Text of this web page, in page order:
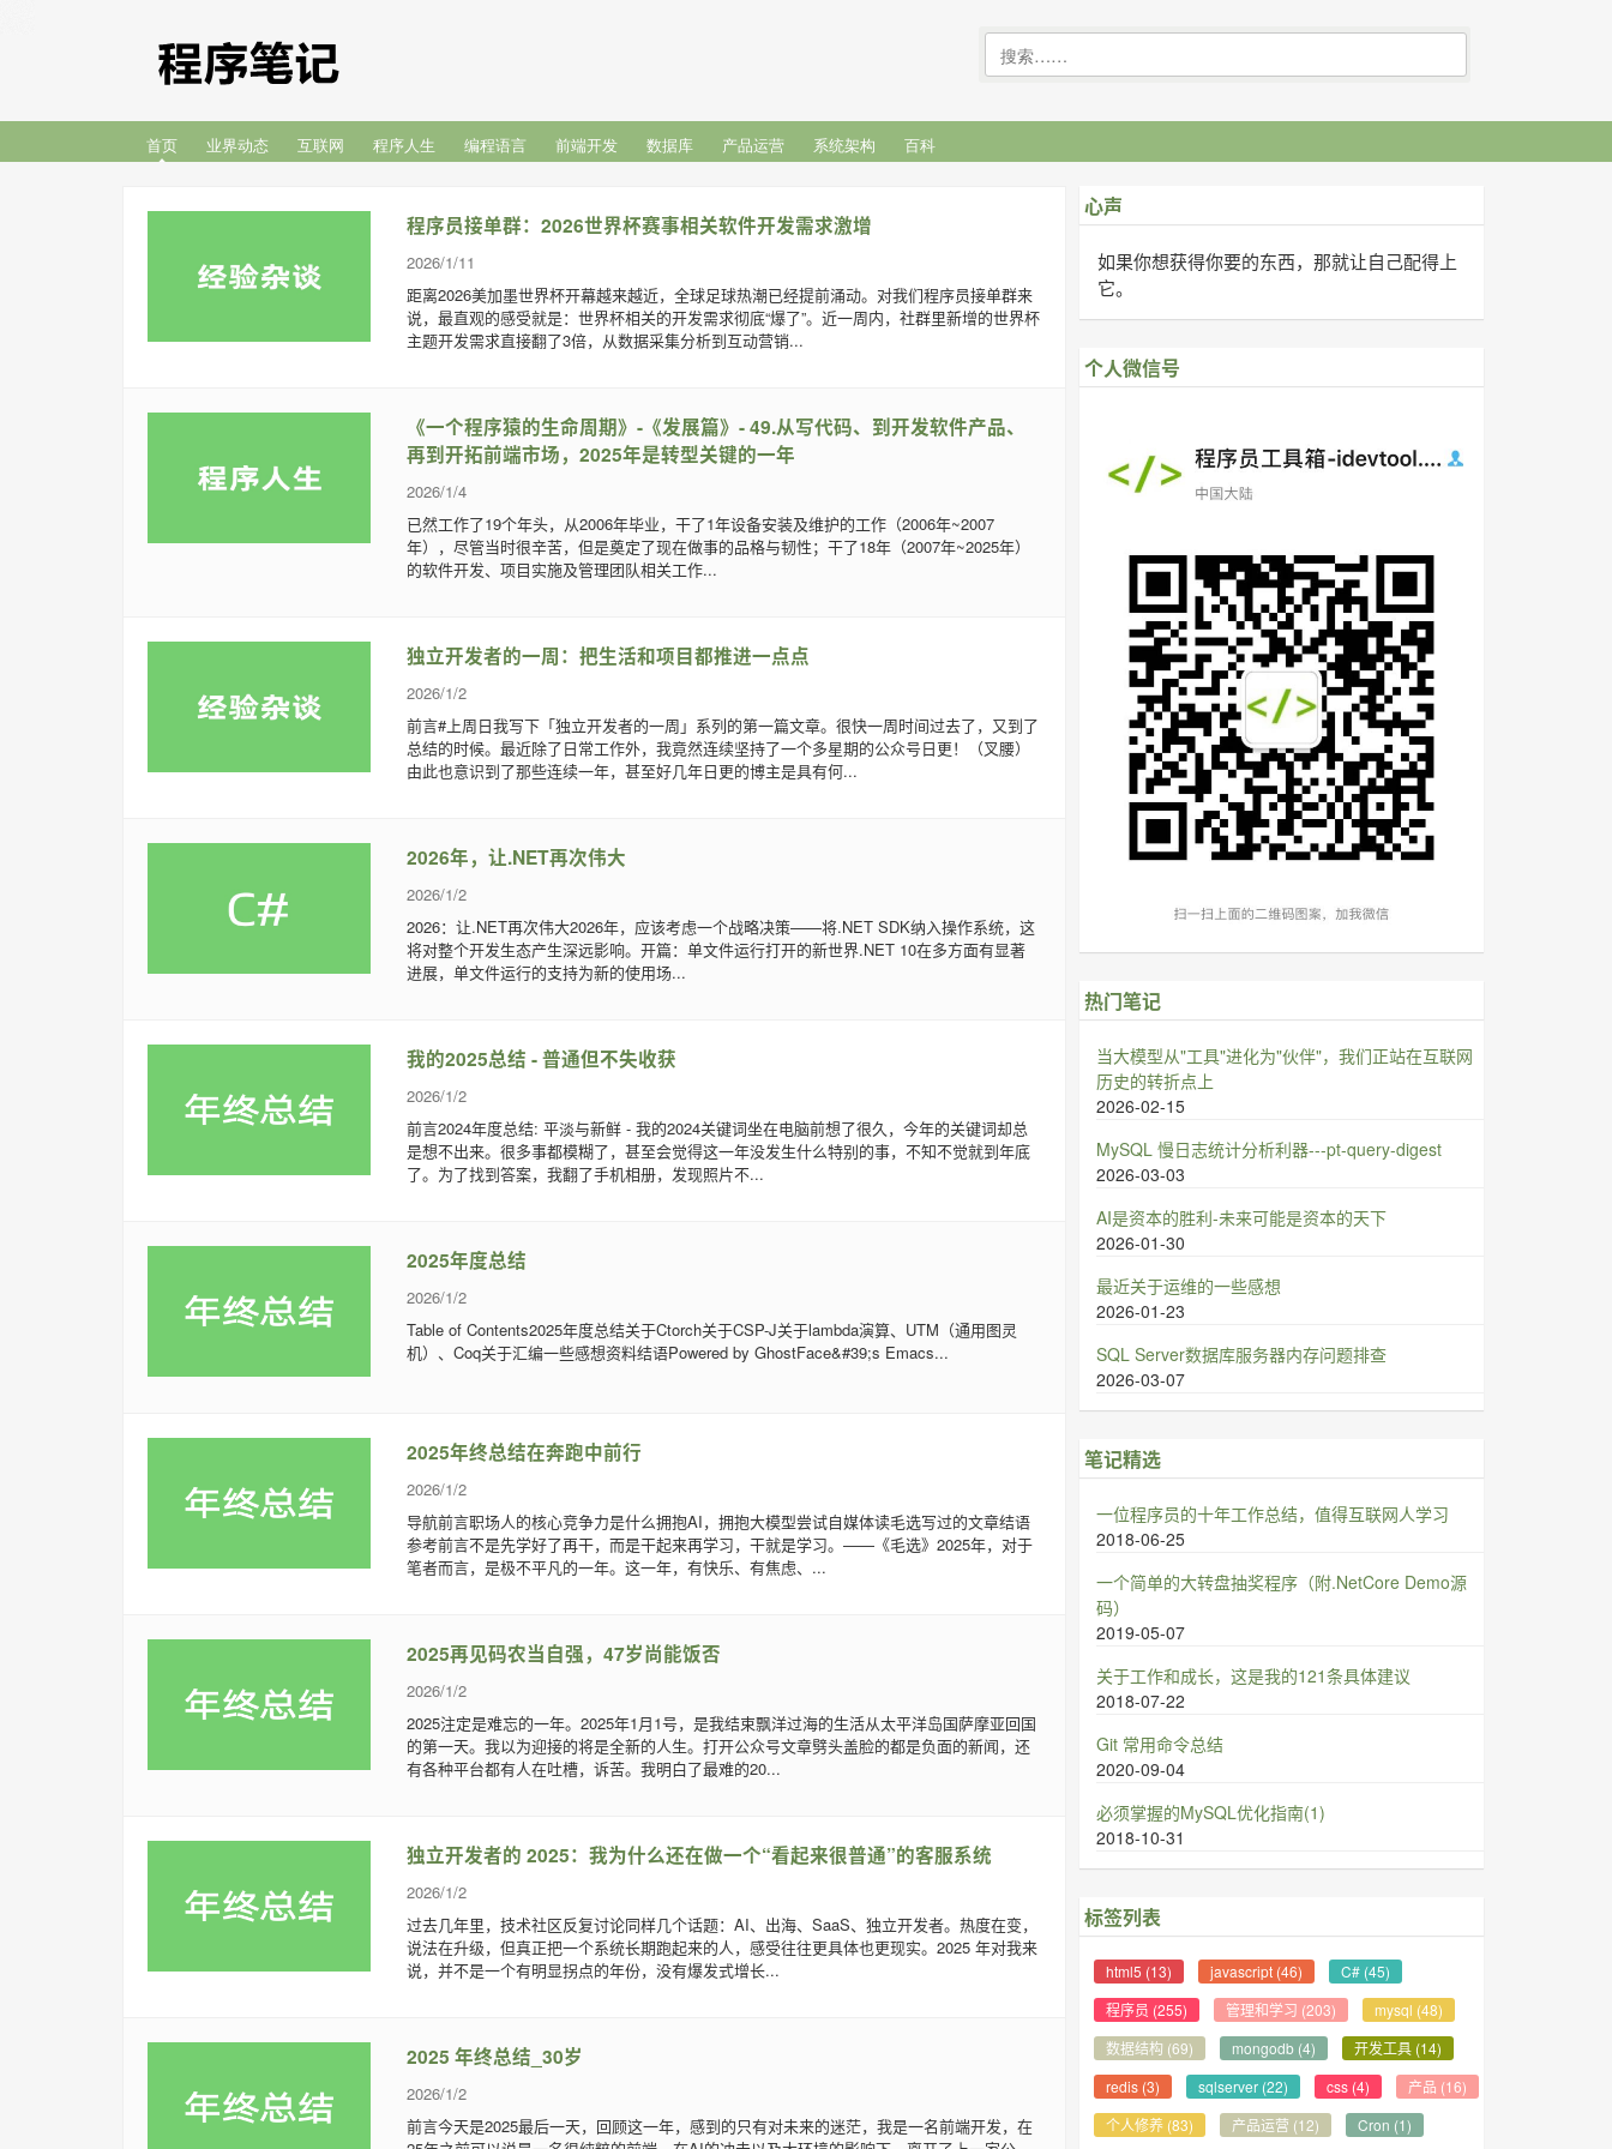
首页 业界动态 互联网 程序人生 编程语言 前端开发 数据库 产品运营 系统架构 百科
程序员接单群：2026世界杯赛事相关软件开发需求激增
2026/1/11
距离2026美加墨世界杯开幕越来越近，全球足球热潮已经提前涌动。对我们程序员接单群来
说，最直观的感受就是：世界杯相关的开发需求彻底“爆了”。近一周内，社群里新增的世界杯
主题开发需求直接翻了3倍，从数据采集分析到互动营销...
《一个程序猿的生命周期》-《发展篇》- 49.从写代码、到开发软件产品、
再到开拓前端市场，2025年是转型关键的一年
2026/1/4
已然工作了19个年头，从2006年毕业，干了1年设备安装及维护的工作（2006年~2007
年），尽管当时很辛苦，但是奠定了现在做事的品格与韧性；干了18年（2007年~2025年）
的软件开发、项目实施及管理团队相关工作...
独立开发者的一周：把生活和项目都推进一点点
2026/1/2
前言#上周日我写下「独立开发者的一周」系列的第一篇文章。很快一周时间过去了，又到了
总结的时候。最近除了日常工作外，我竟然连续坚持了一个多星期的公众号日更！（叉腰）
由此也意识到了那些连续一年，甚至好几年日更的博主是具有何...
2026年，让.NET再次伟大
2026/1/2
2026：让.NET再次伟大2026年，应该考虑一个战略决策——将.NET SDK纳入操作系统，这
将对整个开发生态产生深远影响。开篇：单文件运行打开的新世界.NET 10在多方面有显著
进展，单文件运行的支持为新的使用场...
我的2025总结 - 普通但不失收获
2026/1/2
前言2024年度总结: 平淡与新鲜 - 我的2024关键词坐在电脑前想了很久，今年的关键词却总
是想不出来。很多事都模糊了，甚至会觉得这一年没发生什么特别的事，不知不觉就到年底
了。为了找到答案，我翻了手机相册，发现照片不...
2025年度总结
2026/1/2
Table of Contents2025年度总结关于Ctorch关于CSP-J关于lambda演算、UTM（通用图灵
机）、Coq关于汇编一些感想资料结语Powered by GhostFace&#39;s Emacs...
2025年终总结在奔跑中前行
2026/1/2
导航前言职场人的核心竞争力是什么拥抱AI，拥抱大模型尝试自媒体读毛选写过的文章结语
参考前言不是先学好了再干，而是干起来再学习，干就是学习。——《毛选》2025年，对于
笔者而言，是极不平凡的一年。这一年，有快乐、有焦虑、...
2025再见码农当自强，47岁尚能饭否
2026/1/2
2025注定是难忘的一年。2025年1月1号，是我结束飘洋过海的生活从太平洋岛国萨摩亚回国
的第一天。我以为迎接的将是全新的人生。打开公众号文章劈头盖脸的都是负面的新闻，还
有各种平台都有人在吐槽，诉苦。我明白了最难的20...
独立开发者的 2025：我为什么还在做一个“看起来很普通”的客服系统
2026/1/2
过去几年里，技术社区反复讨论同样几个话题：AI、出海、SaaS、独立开发者。热度在变，
说法在升级，但真正把一个系统长期跑起来的人，感受往往更具体也更现实。2025 年对我来
说，并不是一个有明显拐点的年份，没有爆发式增长...
2025 年终总结_30岁
2026/1/2
前言今天是2025最后一天，回顾这一年，感到的只有对未来的迷茫，我是一名前端开发，在
心声
如果你想获得你要的东西，那就让自己配得上
它。
个人微信号
热门笔记
当大模型从"工具"进化为"伙伴"，我们正站在互联网
历史的转折点上
2026-02-15
MySQL 慢日志统计分析利器---pt-query-digest
2026-03-03
AI是资本的胜利-未来可能是资本的天下
2026-01-30
最近关于运维的一些感想
2026-01-23
SQL Server数据库服务器内存问题排查
2026-03-07
笔记精选
一位程序员的十年工作总结，值得互联网人学习
2018-06-25
一个简单的大转盘抽奖程序（附.NetCore Demo源
码）
2019-05-07
关于工作和成长，这是我的121条具体建议
2018-07-22
Git 常用命令总结
2020-09-04
必须掌握的MySQL优化指南(1)
2018-10-31
标签列表
html5 (13) javascript(46) C#(45)
程序员 (255) 管理和学习 (203) mysql (48)
数据结构 (69) mongodb(4) 开发工具(14)
redis(3) sqlserver(22) css(4) 产品 (16)
个人修养(83) 产品运营 (12) Cron (1)